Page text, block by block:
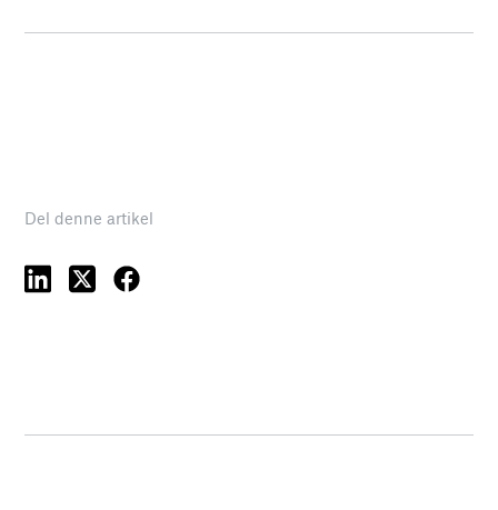
Del denne artikel